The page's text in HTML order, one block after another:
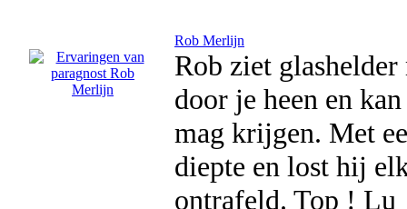
Rob Merlijn
Rob ziet
door je heen en
mag krijgen. Met
diepte en lost hij
ontrafeld. Top ! Lu